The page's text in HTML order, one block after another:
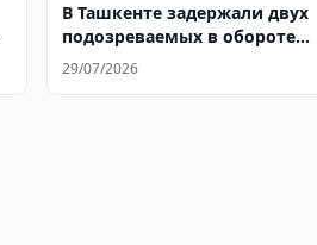
В Ташкенте задержали двух
подозреваемых в обороте
криптоактивов
29/07/2026